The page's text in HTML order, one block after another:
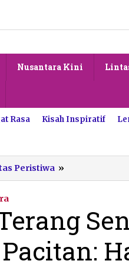
Nusantara Kini
Rasa Kisah Inspiratif
Peristiwa »
Terang
Tahun
Goa
Pacitan: